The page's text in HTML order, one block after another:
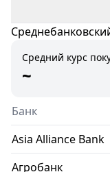
Средний курс
~
Банк
Asia Alliance Bank
Агробанк